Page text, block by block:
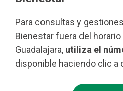
Para consultas y
Bienestar fuera del
Guadalajara, utiliza el
disponible haciendo clic a